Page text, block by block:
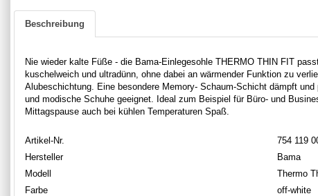
Beschreibung
Nie wieder kalte Füße - die Bama-Einlegesohle THERMO THIN FIT
kuschelweich und ultradünn, ohne dabei an wärmender Funktion zu
Alubeschichtung. Eine besondere Memory- Schaum-Schicht dämpft
und modische Schuhe geeignet. Ideal zum Beispiel für Büro- und
Mittagspause auch bei kühlen Temperaturen Spaß.
Artikel-Nr.
754 119
Hersteller
Bama
Modell
Thermo
Farbe
off-white